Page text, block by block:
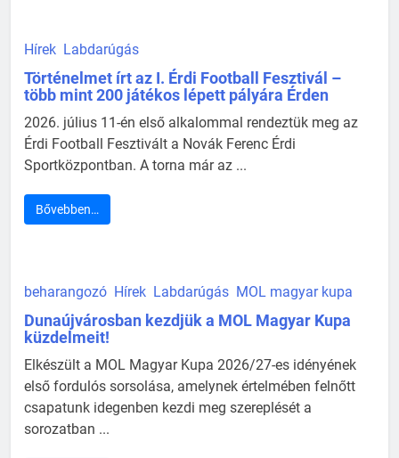
Hírek Labdarúgás
Történelmet írt az I. Érdi Football Fesztivál –
több mint 200 játékos lépett pályára Érden
2026. július 11-én első alkalommal rendeztük meg az
Érdi Football Fesztivált a Novák Ferenc Érdi
Sportközpontban. A torna már az ...
Bővebben…
beharangozó Hírek Labdarúgás MOL magyar kupa
Dunaújvárosban kezdjük a MOL Magyar Kupa
küzdelmeit!
Elkészült a MOL Magyar Kupa 2026/27-es idényének
első fordulós sorsolása, amelynek értelmében felnőtt
csapatunk idegenben kezdi meg szereplését a
sorozatban ...